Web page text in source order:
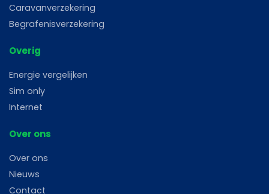
Caravanverzekering
Begrafenisverzekering
Overig
Energie vergelijken
Sim only
Internet
Over ons
Over ons
Nieuws
Contact